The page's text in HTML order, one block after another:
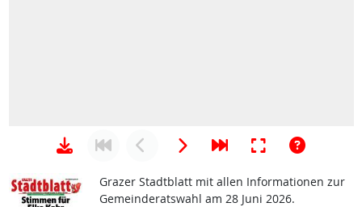
Grazer Stadtblatt mit allen Informationen zur
Gemeinderatswahl am 28 Juni 2026.